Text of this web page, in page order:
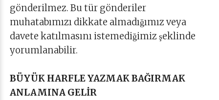
gönderilmez. Bu tür gönderiler
muhatabımızı dikkate almadığımız veya
davete katılmasını istemediğimiz şeklinde
yorumlanabilir.
BÜYÜK HARFLE YAZMAK BAĞIRMAK
ANLAMINA GELİR